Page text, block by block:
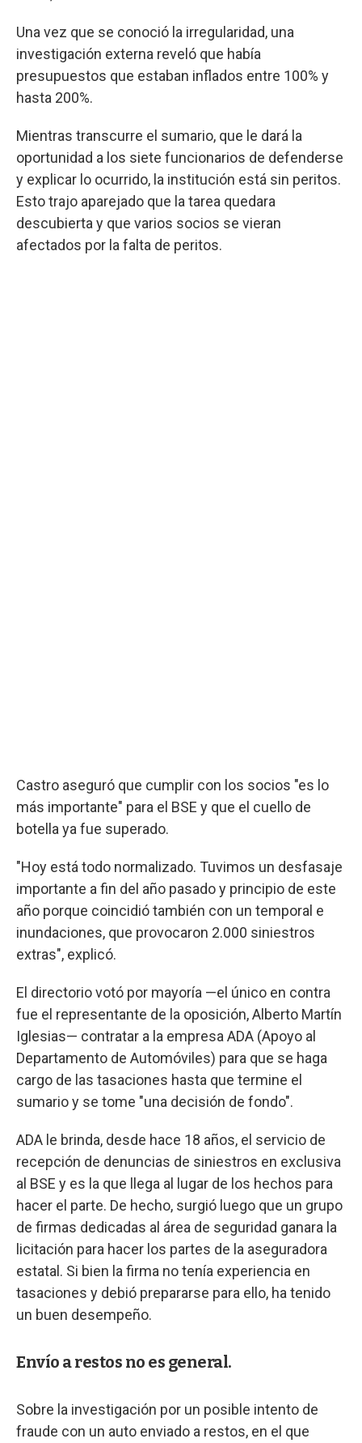
Una vez que se conoció la irregularidad, una
investigación externa reveló que había
presupuestos que estaban inflados entre 100% y
hasta 200%.
Mientras transcurre el sumario, que le dará la
oportunidad a los siete funcionarios de defenderse
y explicar lo ocurrido, la institución está sin peritos.
Esto trajo aparejado que la tarea quedara
descubierta y que varios socios se vieran
afectados por la falta de peritos.
Castro aseguró que cumplir con los socios "es lo
más importante" para el BSE y que el cuello de
botella ya fue superado.
"Hoy está todo normalizado. Tuvimos un desfasaje
importante a fin del año pasado y principio de este
año porque coincidió también con un temporal e
inundaciones, que provocaron 2.000 siniestros
extras", explicó.
El directorio votó por mayoría —el único en contra
fue el representante de la oposición, Alberto Martín
Iglesias— contratar a la empresa ADA (Apoyo al
Departamento de Automóviles) para que se haga
cargo de las tasaciones hasta que termine el
sumario y se tome "una decisión de fondo".
ADA le brinda, desde hace 18 años, el servicio de
recepción de denuncias de siniestros en exclusiva
al BSE y es la que llega al lugar de los hechos para
hacer el parte. De hecho, surgió luego que un grupo
de firmas dedicadas al área de seguridad ganara la
licitación para hacer los partes de la aseguradora
estatal. Si bien la firma no tenía experiencia en
tasaciones y debió prepararse para ello, ha tenido
un buen desempeño.
Envío a restos no es general.
Sobre la investigación por un posible intento de
fraude con un auto enviado a restos, en el que